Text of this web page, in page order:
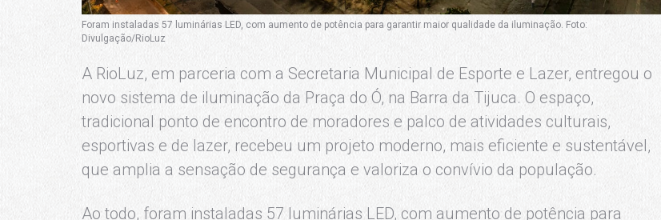
Foram instaladas 57 luminárias LED, com aumento de potência para garantir maior qualidade da iluminação. Foto:
Divulgação/RioLuz
A RioLuz, em parceria com a Secretaria Municipal de Esporte e Lazer, entregou o
novo sistema de iluminação da Praça do Ó, na Barra da Tijuca. O espaço,
tradicional ponto de encontro de moradores e palco de atividades culturais,
esportivas e de lazer, recebeu um projeto moderno, mais eficiente e sustentável,
que amplia a sensação de segurança e valoriza o convívio da população.
Ao todo, foram instaladas 57 luminárias LED, com aumento de potência para